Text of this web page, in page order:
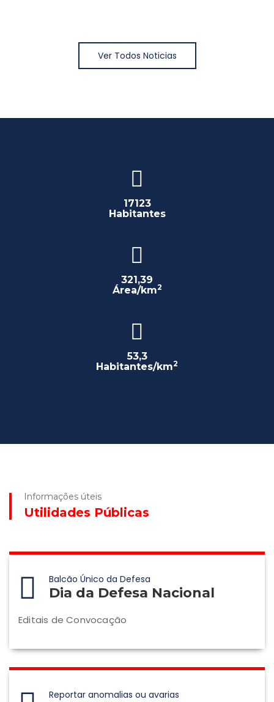
Ver Todos Noticias
17123
Habitantes
321,39
Área/km2
53,3
Habitantes/km2
Informações úteis
Utilidades Públicas
Balcão Único da Defesa
Dia da Defesa Nacional
Editais de Convocação
Reportar anomalias ou avarias